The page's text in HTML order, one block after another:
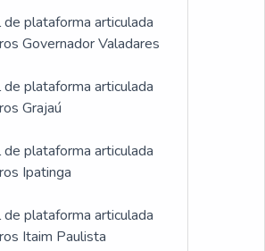
plataforma articulada
Governador Valadares
plataforma articulada
Grajaú
plataforma articulada
Ipatinga
plataforma articulada
Itaim Paulista